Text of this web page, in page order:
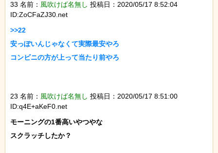
33 名前： 風吹けば名無し 投稿日：2020/05/17 8:52:04
ID:ZoCFaZJ30.net
>>22
安っぽいんじゃなくて実際最安やろ
コンビニの方が上って当たり前やろ
23 名前： 風吹けば名無し 投稿日：2020/05/17 8:51:00
ID:q4E+aKeF0.net
モーニングの1番高いやつやな
スクラッチしたか？